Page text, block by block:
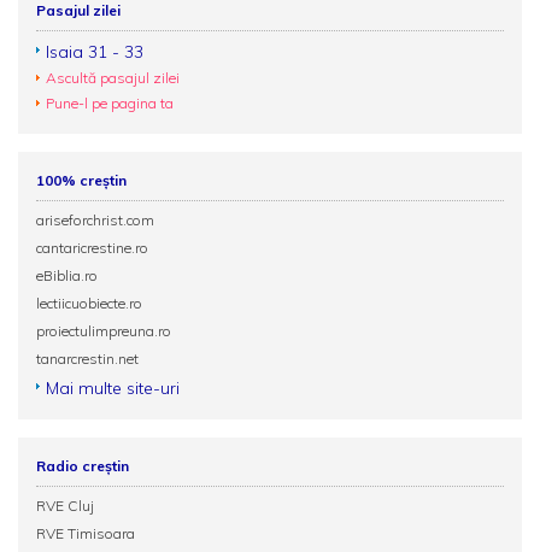
Pasajul zilei
Isaia 31 - 33
Ascultă pasajul zilei
Pune-l pe pagina ta
100% creștin
ariseforchrist.com
cantaricrestine.ro
eBiblia.ro
lectiicuobiecte.ro
proiectulimpreuna.ro
tanarcrestin.net
Mai multe site-uri
Radio creștin
RVE Cluj
RVE Timisoara